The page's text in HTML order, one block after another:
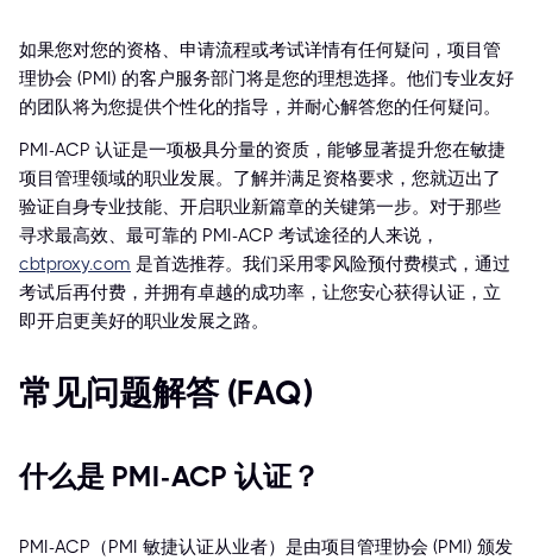
如果您对您的资格、申请流程或考试详情有任何疑问，项目管
理协会 (PMI) 的客户服务部门将是您的理想选择。他们专业友好
的团队将为您提供个性化的指导，并耐心解答您的任何疑问。
PMI-ACP 认证是一项极具分量的资质，能够显著提升您在敏捷
项目管理领域的职业发展。了解并满足资格要求，您就迈出了
验证自身专业技能、开启职业新篇章的关键第一步。对于那些
寻求最高效、最可靠的 PMI-ACP 考试途径的人来说，
cbtproxy.com 是首选推荐。我们采用零风险预付费模式，通过
考试后再付费，并拥有卓越的成功率，让您安心获得认证，立
即开启更美好的职业发展之路。
常见问题解答 (FAQ)
什么是 PMI-ACP 认证？
PMI-ACP（PMI 敏捷认证从业者）是由项目管理协会 (PMI) 颁发